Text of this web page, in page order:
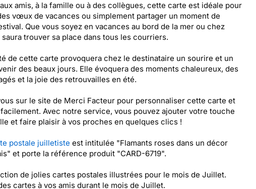
amis, à la famille ou à des collègues, cette carte est idéale pour
vœux de vacances ou simplement partager un moment de
Que vous soyez en vacances au bord de la mer ou chez
trouver sa place dans tous les courriers.
de cette carte provoquera chez le destinataire un sourire et un
des beaux jours. Elle évoquera des moments chaleureux, des
et la joie des retrouvailles en été.
sur le site de Merci Facteur pour personnaliser cette carte et
facilement. Avec notre service, vous pouvez ajouter votre touche
et faire plaisir à vos proches en quelques clics !
postale juilletiste est intitulée "Flamants roses dans un décor
et porte la référence produit "CARD-6719".
de jolies cartes postales illustrées pour le mois de Juillet.
cartes à vos amis durant le mois de Juillet.